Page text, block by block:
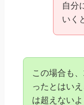
自分
いく
この場合も
ったとはい
は超えない